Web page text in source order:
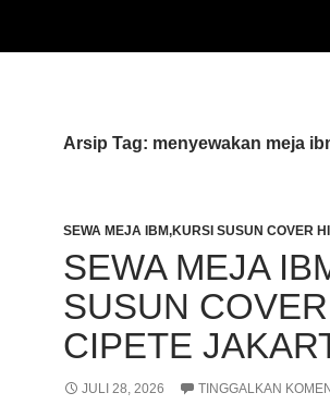
Arsip Tag: menyewakan meja
SEWA MEJA IBM,KURSI SUSUN COVER
SEWA MEJA
SUSUN
CIPETE
JULI 28, 2026 TINGGALKAN